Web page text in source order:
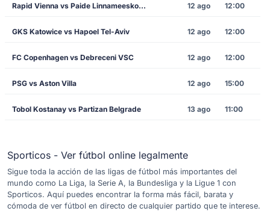
Rapid Vienna vs Paide Linnameeskond 12 ago 12:00
GKS Katowice vs Hapoel Tel-Aviv 12 ago 12:00
FC Copenhagen vs Debreceni VSC 12 ago 12:00
PSG vs Aston Villa 12 ago 15:00
Tobol Kostanay vs Partizan Belgrade 13 ago 11:00
Sporticos - Ver fútbol online legalmente
Sigue toda la acción de las ligas de fútbol más importantes del
mundo como La Liga, la Serie A, la Bundesliga y la Ligue 1 con
Sporticos. Aquí puedes encontrar la forma más fácil, barata y
cómoda de ver fútbol en directo de cualquier partido que te interese.